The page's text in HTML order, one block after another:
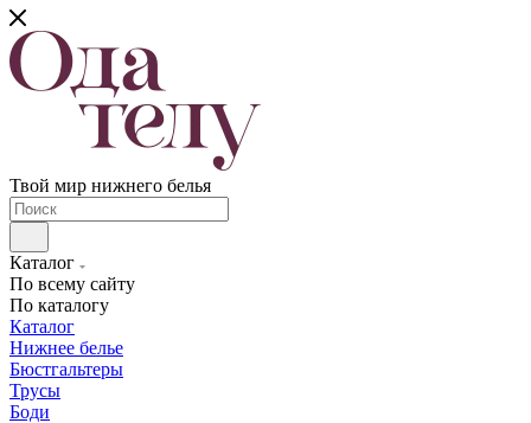
Твой мир нижнего белья
Каталог
По всему сайту
По каталогу
Каталог
Нижнее белье
Бюстгальтеры
Трусы
Боди